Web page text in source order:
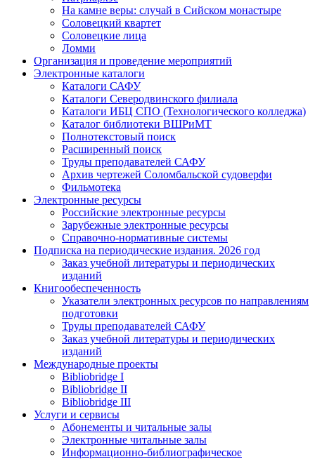
На камне веры: случай в Сийском монастыре
Соловецкий квартет
Соловецкие лица
Ломми
Организация и проведение мероприятий
Электронные каталоги
Каталоги САФУ
Каталоги Северодвинского филиала
Каталоги ИБЦ СПО (Технологического колледжа)
Каталог библиотеки ВШРиМТ
Полнотекстовый поиск
Расширенный поиск
Труды преподавателей САФУ
Архив чертежей Соломбальской судоверфи
Фильмотека
Электронные ресурсы
Российские электронные ресурсы
Зарубежные электронные ресурсы
Справочно-нормативные системы
Подписка на периодические издания. 2026 год
Заказ учебной литературы и периодических
изданий
Книгообеспеченность
Указатели электронных ресурсов по направлениям
подготовки
Труды преподавателей САФУ
Заказ учебной литературы и периодических
изданий
Международные проекты
Bibliobridge I
Bibliobridge II
Bibliobridge III
Услуги и сервисы
Абонементы и читальные залы
Электронные читальные залы
Информационно-библиографическое